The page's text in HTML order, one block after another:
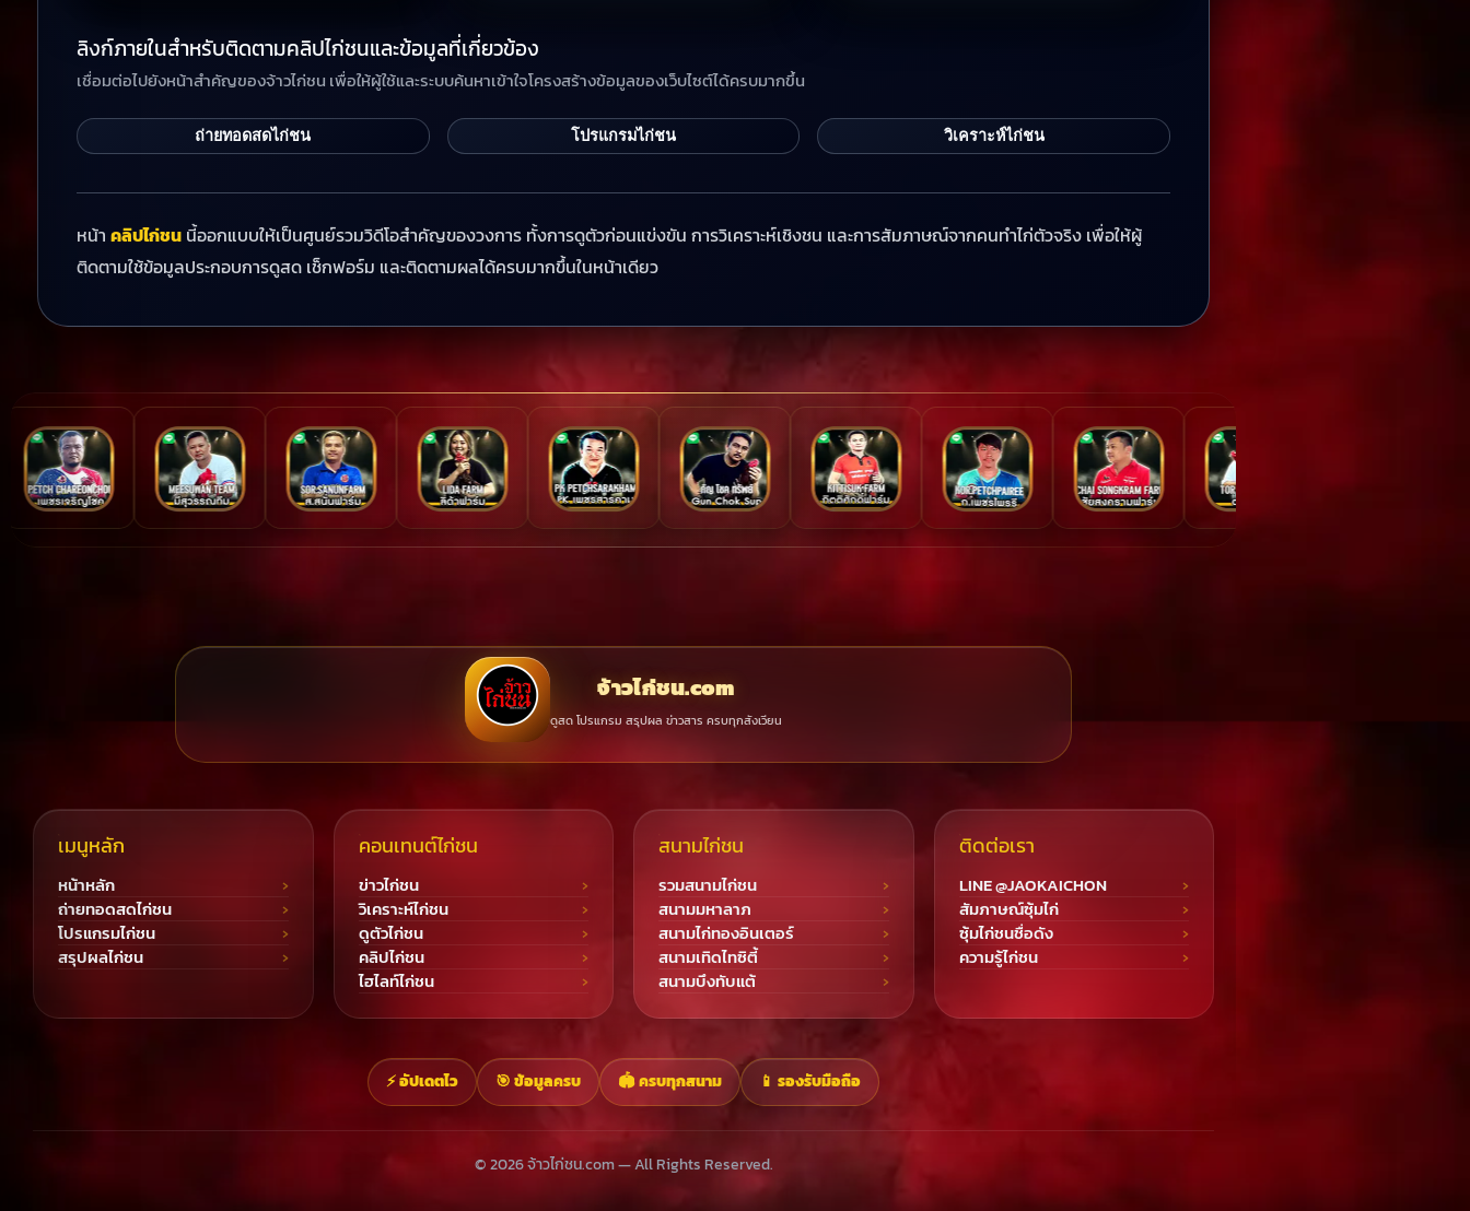
ลิงก์ภายในสำหรับติดตามคลิปไก่ชนและข้อมูลที่เกี่ยวข้อง
เชื่อมต่อไปยังหน้าสำคัญของจ้าวไก่ชน เพื่อให้ผู้ใช้และระบบค้นหาเข้าใจโครงสร้างข้อมูลของเว็บไซต์ได้ครบมากขึ้น
ถ่ายทอดสดไก่ชน โปรแกรมไก่ชน วิเคราะห์ไก่ชน
หน้าคลิปไก่ชน นี้ออกแบบให้เป็นศูนย์รวมวิดีโอสำคัญของวงการ ทั้งการดูตัวก่อนแข่งขัน การวิเคราะห์เชิงชน และการสัมภาษณ์จากคนทำไก่ตัวจริง เพื่อให้ผู้
ติดตามใช้ข้อมูลประกอบการดูสด เช็กฟอร์ม และติดตามผลได้ครบมากขึ้นในหน้าเดียว
จ้าวไก่ชน.com
ดูสด โปรแกรม สรุปผล ข่าวสาร ครบทุกสังเวียน
เมนูหลัก
หน้าหลัก
ถ่ายทอดสดไก่ชน
โปรแกรมไก่ชน
สรุปผลไก่ชน
คอนเทนต์ไก่ชน
ข่าวไก่ชน
วิเคราะห์ไก่ชน
ดูตัวไก่ชน
คลิปไก่ชน
ไฮไลท์ไก่ชน
สนามไก่ชน
รวมสนามไก่ชน
สนามมหาลาภ
สนามไก่ทองอินเตอร์
สนามเทิดไทซิตี้
สนามบึงทับแต้
ติดต่อเรา
LINE @JAOKAICHON
สัมภาษณ์ซุ้มไก่
ซุ้มไก่ชนชื่อดัง
ความรู้ไก่ชน
⚡ อัปเดตไว 🎯 ข้อมูลครบ 🏟️ ครบทุกสนาม 📱 รองรับมือถือ
© 2026 จ้าวไก่ชน.com — All Rights Reserved.